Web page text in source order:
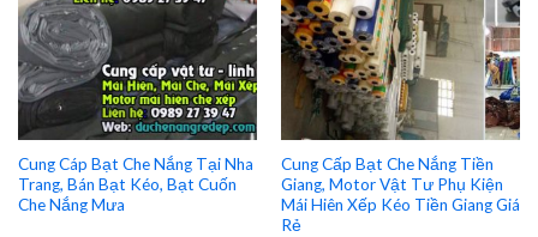
Cung Cáp Bạt Che Nắng Tại Nha
Trang, Bán Bạt Kéo, Bạt Cuốn
Che Nắng Mưa
Cung Cấp Bạt Che Nắng Tiền
Giang, Motor Vật Tư Phụ Kiện
Mái Hiên Xếp Kéo Tiền Giang Giá
Rẻ